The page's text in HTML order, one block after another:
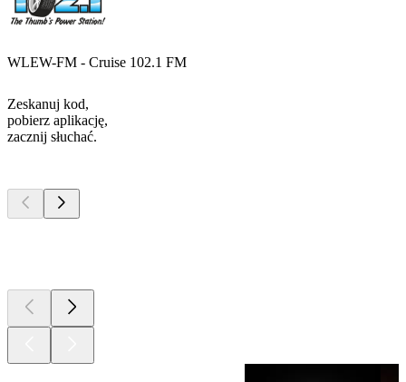
WLEW-FM - Cruise 102.1 FM
Zeskanuj kod,
pobierz aplikację,
zacznij słuchać.